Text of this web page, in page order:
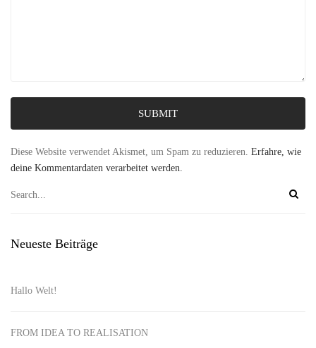
SUBMIT
Diese Website verwendet Akismet, um Spam zu reduzieren. Erfahre, wie
deine Kommentardaten verarbeitet werden.
Neueste Beiträge
Hallo Welt!
FROM IDEA TO REALISATION